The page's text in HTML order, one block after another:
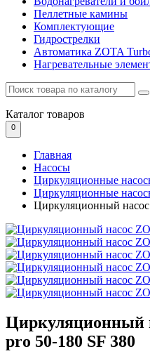
Пеллетные камины
Комплектующие
Гидрострелки
Автоматика ZOTA
Нагревательные
Каталог товаров
0
Главная
Насосы
Циркуляционные
Циркуляционные
Циркуляционный
Циркуляционный
pro 50-180 SF 380